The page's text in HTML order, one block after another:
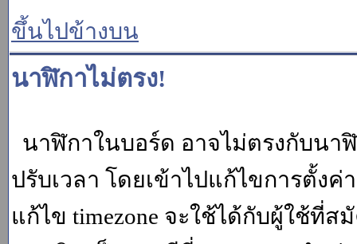
ขึ้นไปข้างบน
นาฬิกาไม่ตรง!
นาฬิกาในบอร์ด อาจไม่ตรงกับน
ปรับเวลา โดยเข้าไปแก้ไขการตั้ง
แก้ไข timezone จะใช้ได้กับผู้ใช้ที่